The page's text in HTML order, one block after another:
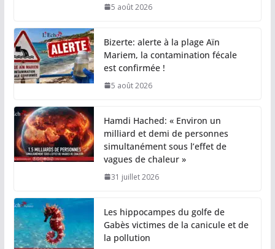
5 août 2026
Bizerte: alerte à la plage Aïn
Mariem, la contamination fécale
est confirmée !
5 août 2026
Hamdi Hached: « Environ un
milliard et demi de personnes
simultanément sous l’effet de
vagues de chaleur »
31 juillet 2026
Les hippocampes du golfe de
Gabès victimes de la canicule et de
la pollution